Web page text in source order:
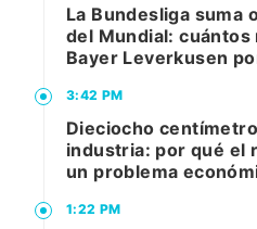
La Bundesliga suma
del Mundial: cuántos
Bayer Leverkusen
3:42 PM
Dieciocho
industria: por qué el
un problema
1:22 PM